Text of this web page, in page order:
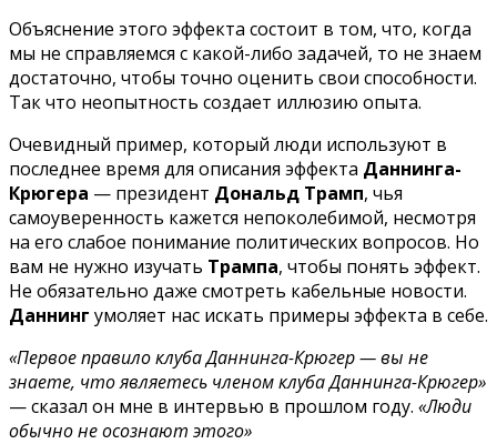
Объяснение этого эффекта состоит в том, что, когда
мы не справляемся с какой-либо задачей, то не знаем
достаточно, чтобы точно оценить свои способности.
Так что неопытность создает иллюзию опыта.
Очевидный пример, который люди используют в
последнее время для описания эффекта Даннинга-
Крюгера — президент Дональд Трамп, чья
самоуверенность кажется непоколебимой, несмотря
на его слабое понимание политических вопросов. Но
вам не нужно изучать Трампа, чтобы понять эффект.
Не обязательно даже смотреть кабельные новости.
Даннинг умоляет нас искать примеры эффекта в себе.
«Первое правило клуба Даннинга-Крюгер — вы не
знаете, что являетесь членом клуба Даннинга-Крюгер»
— сказал он мне в интервью в прошлом году. «Люди
обычно не осознают этого»